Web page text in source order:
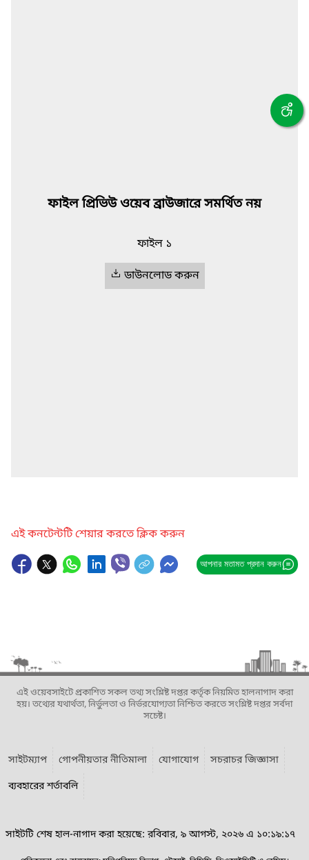
ফাইল প্রিভিউ ওয়েব ব্রাউজারে সমর্থিত নয়
ফাইল ১
ডাউনলোড করুন
এই কনটেন্টটি শেয়ার করতে ক্লিক করুন
আপনার মতামত প্রদান করুন
এই ওয়েবসাইটে প্রকাশিত সকল তথ্য সংশ্লিষ্ট দপ্তর কর্তৃক নিয়মিত হালনাগাদ করা
হয়। তথ্যের যথার্থতা, নির্ভুলতা ও নির্ভরযোগ্যতা নিশ্চিত করতে সংশ্লিষ্ট দপ্তর সর্বদা
সচেষ্ট।
সাইটম্যাপ গোপনীয়তার নীতিমালা যোগাযোগ
সচরাচর জিজ্ঞাসা
ব্যবহারের শর্তাবলি
সাইটটি শেষ হাল-নাগাদ করা হয়েছে: রবিবার, ৯ আগস্ট, ২০২৬ এ ১০:১৯:১৭